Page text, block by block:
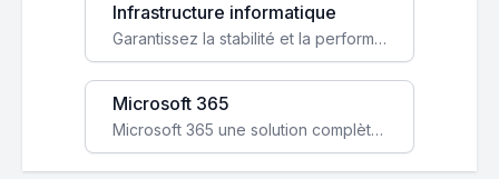
Infrastructure informatique
Garantissez la stabilité et la performance de votre entreprise avec une infrastructure IT sécurisée et évolutive.
Microsoft 365
Microsoft 365 une solution complète qui booste votre productivité, renforce la sécurité de vos données et facilite la collaboration.